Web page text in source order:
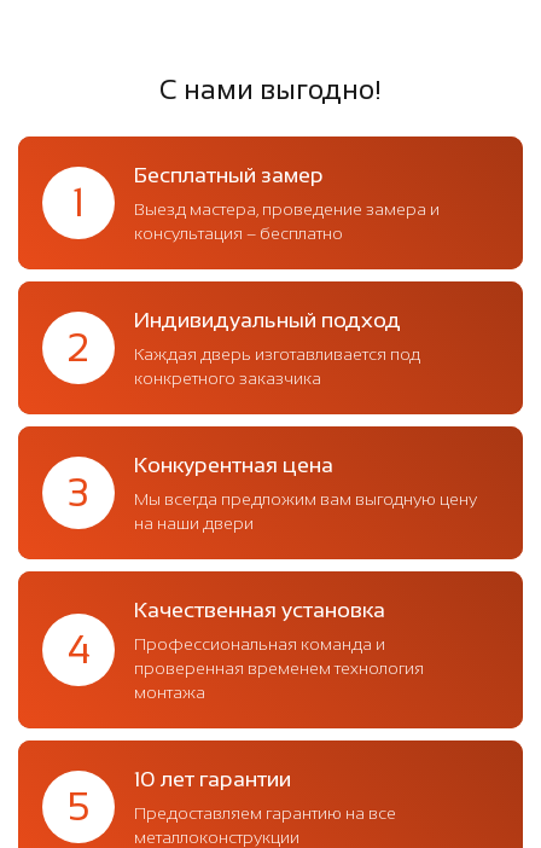
С нами выгодно!
1
Бесплатный замер
Выезд мастера, проведение замера и
консультация – бесплатно
2
Индивидуальный подход
Каждая дверь изготавливается под
конкретного заказчика
3
Конкурентная цена
Мы всегда предложим вам выгодную цену
на наши двери
4
Качественная установка
Профессиональная команда и
проверенная временем технология
монтажа
5
10 лет гарантии
Предоставляем гарантию на все
металлоконструкции